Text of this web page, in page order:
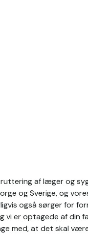
af læger og
og Sverige, og
også sørger for
vi er optagede af din
med, at det skal